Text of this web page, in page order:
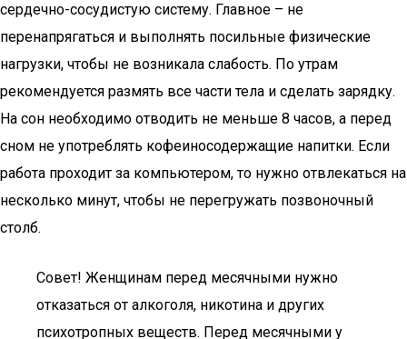
сердечно-сосудистую систему. Главное – не
перенапрягаться и выполнять посильные физические
нагрузки, чтобы не возникала слабость. По утрам
рекомендуется размять все части тела и сделать зарядку.
На сон необходимо отводить не меньше 8 часов, а перед
сном не употреблять кофеиносодержащие напитки. Если
работа проходит за компьютером, то нужно отвлекаться на
несколько минут, чтобы не перегружать позвоночный
столб.
Совет! Женщинам перед месячными нужно
отказаться от алкоголя, никотина и других
психотропных веществ. Перед месячными у